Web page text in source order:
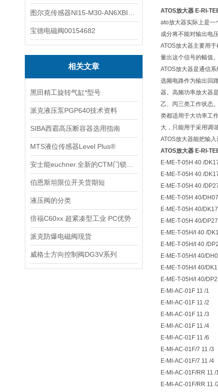
宝德电磁阀00154682
相关文章
黑田精工旋转气缸*型号
派克液压泵PGP640技术资料
SIBA西霸高压断容器选用指南
MTS液位传感器Level Plus®
伯恩斯坦限位开关货期短
液压阀的分类
倍福C60xx 超紧凑型工业 PC优势
派克防爆电磁阀现货
威格士方向控制阀DG3V系列
ATOS放大器 E-RI-
ato放大器实际上是一
成分将不能对输出电
ATOS放大器主要用
量出这个信号的幅值
ATOS放大器是通信
选频电路作为输出回
器。高频功率放大器
乙、丙三类工作状态
类都适用于大功率工
大，只能用于采用调
ATOS放大器能把输
ATOS放大器 E-RI-
E-ME-T-05H 40 /
E-ME-T-05H 40 /
E-ME-T-05H 40 /
E-ME-T-05H 40/
E-ME-T-05H 40/
E-ME-T-05H 40/
E-ME-T-05H/I 40 /
E-ME-T-05H/I 40 /
E-ME-T-05H/I 40/
E-ME-T-05H/I 40/
E-ME-T-05H/I 40/
E-MI-AC-01F 11 /1
E-MI-AC-01F 11 /2
E-MI-AC-01F 11 /3
E-MI-AC-01F 11 /4
E-MI-AC-01F 11 /6
E-MI-AC-01F/7 11 /3
E-MI-AC-01F/7 11 /4
E-MI-AC-01F/RR 11 /
E-MI-AC-01F/RR 11 /